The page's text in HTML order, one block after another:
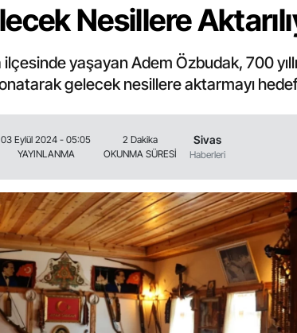
Nesillere
ilçesinde yaşayan Adem Özbudak, 700
gelecek nesillere aktarmayı
03 Eylül 2024 - 05:05
YAYINLANMA
2 Dakika
OKUNMA SÜRESİ
Sivas
Haberleri